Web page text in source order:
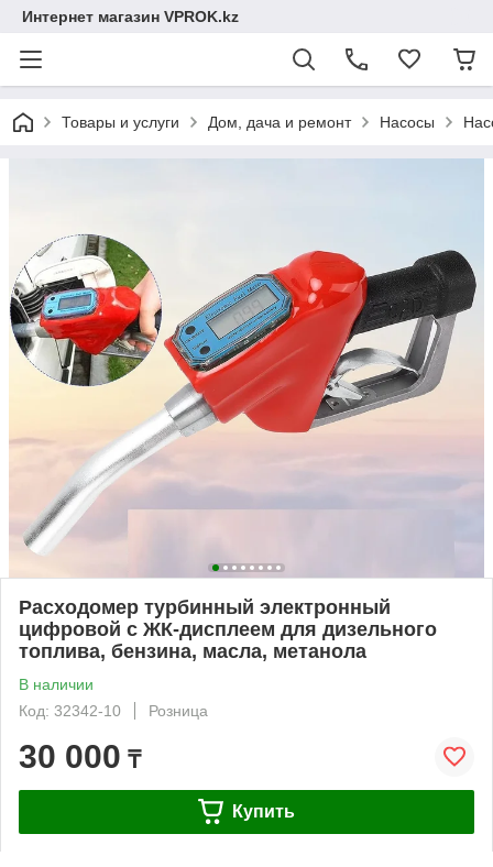
Интернет магазин VPROK.kz
Товары и услуги Дом, дача и ремонт Насосы
Расходомер турбинный электронный
цифровой с ЖК-дисплеем для дизельного
топлива, бензина, масла, метанола
В наличии
Код: 32342-10
Розница
30 000 ₸
Купить